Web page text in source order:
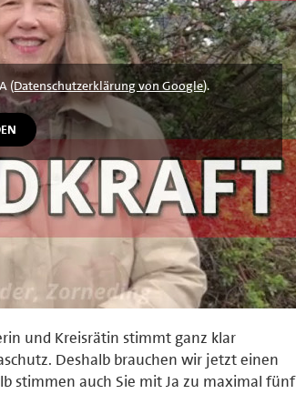
(Datenschutzerklärung von Google).
und Kreisrätin stimmt ganz klar
Deshalb brauchen wir jetzt einen
stimmen auch Sie mit Ja zu maximal fünf